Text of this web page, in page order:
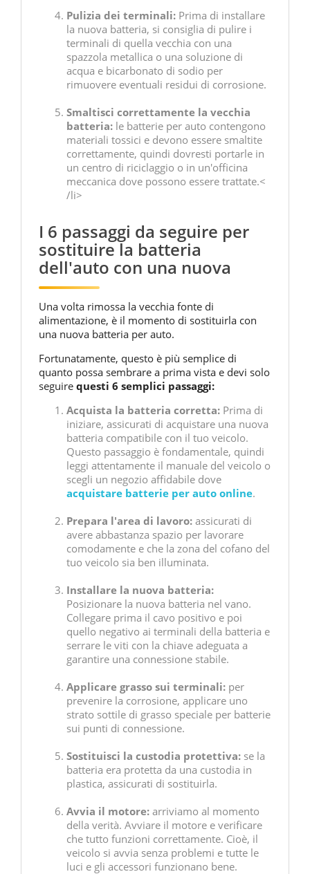
Pulizia dei terminali: Prima di installare
la nuova batteria, si consiglia di pulire i
terminali di quella vecchia con una
spazzola metallica o una soluzione di
acqua e bicarbonato di sodio per
rimuovere eventuali residui di corrosione.
Smaltisci correttamente la vecchia
batteria: le batterie per auto contengono
materiali tossici e devono essere smaltite
correttamente, quindi dovresti portarle in
un centro di riciclaggio o in un'officina
meccanica dove possono essere trattate.<
/li>
I 6 passaggi da seguire per
sostituire la batteria
dell'auto con una nuova
Una volta rimossa la vecchia fonte di
alimentazione, è il momento di sostituirla con
una nuova batteria per auto.
Fortunatamente, questo è più semplice di
quanto possa sembrare a prima vista e devi solo
seguire questi 6 semplici passaggi:
Acquista la batteria corretta: Prima di
iniziare, assicurati di acquistare una nuova
batteria compatibile con il tuo veicolo.
Questo passaggio è fondamentale, quindi
leggi attentamente il manuale del veicolo o
scegli un negozio affidabile dove
acquistare batterie per auto online.
Prepara l'area di lavoro: assicurati di
avere abbastanza spazio per lavorare
comodamente e che la zona del cofano del
tuo veicolo sia ben illuminata.
Installare la nuova batteria:
Posizionare la nuova batteria nel vano.
Collegare prima il cavo positivo e poi
quello negativo ai terminali della batteria e
serrare le viti con la chiave adeguata a
garantire una connessione stabile.
Applicare grasso sui terminali: per
prevenire la corrosione, applicare uno
strato sottile di grasso speciale per batterie
sui punti di connessione.
Sostituisci la custodia protettiva: se la
batteria era protetta da una custodia in
plastica, assicurati di sostituirla.
Avvia il motore: arriviamo al momento
della verità. Avviare il motore e verificare
che tutto funzioni correttamente. Cioè, il
veicolo si avvia senza problemi e tutte le
luci e gli accessori funzionano bene.